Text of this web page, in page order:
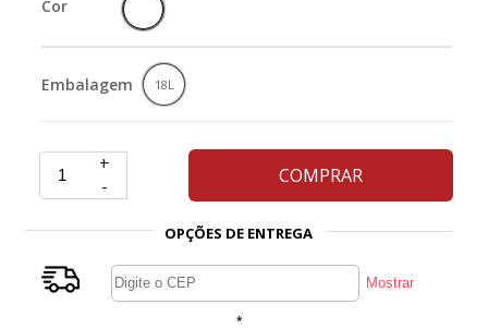
Cor
Embalagem 18L
+
-
COMPRAR
OPÇÕES DE ENTREGA
*